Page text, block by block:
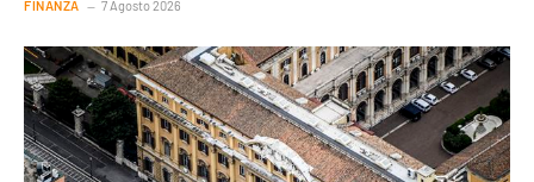
FINANZA 7 Agosto 2026